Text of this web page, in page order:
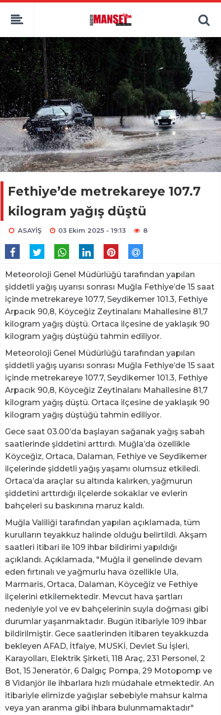
Fethiye’de metrekareye 107.7
kilogram yağış düştü
ASAYİŞ 03 Ekim 2025 - 19:13 8
Meteoroloji Genel Müdürlüğü tarafından yapılan
şiddetli yağış uyarısı sonrası Muğla Fethiye’de 15 saat
içinde metrekareye 107.7, Seydikemer 101.3, Fethiye
Arpacık 90,8, Köyceğiz Zeytinalanı Mahallesine 81,7
kilogram yağış düştü. Ortaca ilçesine de yaklaşık 90
kilogram yağış düştüğü tahmin ediliyor.
Meteoroloji Genel Müdürlüğü tarafından yapılan
şiddetli yağış uyarısı sonrası Muğla Fethiye’de 15 saat
içinde metrekareye 107.7, Seydikemer 101.3, Fethiye
Arpacık 90,8, Köyceğiz Zeytinalanı Mahallesine 81,7
kilogram yağış düştü. Ortaca ilçesine de yaklaşık 90
kilogram yağış düştüğü tahmin ediliyor.
Gece saat 03.00’da başlayan sağanak yağış sabah
saatlerinde şiddetini arttırdı. Muğla’da özellikle
Köyceğiz, Ortaca, Dalaman, Fethiye ve Seydikemer
ilçelerinde şiddetli yağış yaşamı olumsuz etkiledi.
Ortaca’da araçlar su altında kalırken, yağmurun
şiddetini arttırdığı ilçelerde sokaklar ve evlerin
bahçeleri su baskınına maruz kaldı.
Muğla Valiliği tarafından yapılan açıklamada, tüm
kurulların teyakkuz halinde olduğu belirtildi. Akşam
saatleri itibari ile 109 ihbar bildirimi yapıldığı
açıklandı. Açıklamada, "Muğla il genelinde devam
eden fırtınalı ve yağmurlu hava özellikle Ula,
Marmaris, Ortaca, Dalaman, Köyceğiz ve Fethiye
ilçelerini etkilemektedir. Mevcut hava şartları
nedeniyle yol ve ev bahçelerinin suyla doğması gibi
durumlar yaşanmaktadır. Bugün itibariyle 109 ihbar
bildirilmiştir. Gece saatlerinden itibaren teyakkuzda
bekleyen AFAD, İtfaiye, MUSKİ, Devlet Su İşleri,
Karayolları, Elektrik Şirketi, 118 Araç, 231 Personel, 2
Bot, 15 Jeneratör, 6 Dalgıç Pompa, 29 Motopomp ve
8 Vidanjör ile ihbarlara hızlı müdahale etmektedir. An
itibariyle elimizde yağışlar sebebiyle mahsur kalma
veya yan aranma gibi ihbara bulunmamaktadır"